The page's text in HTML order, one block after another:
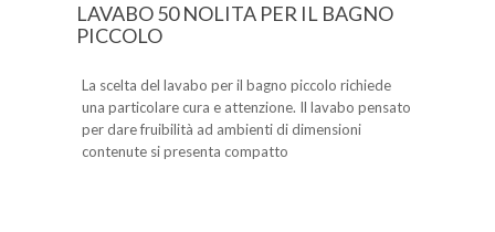
LAVABO 50 NOLITA PER IL BAGNO
PICCOLO
La scelta del lavabo per il bagno piccolo richiede
una particolare cura e attenzione. Il lavabo pensato
per dare fruibilità ad ambienti di dimensioni
contenute si presenta compatto